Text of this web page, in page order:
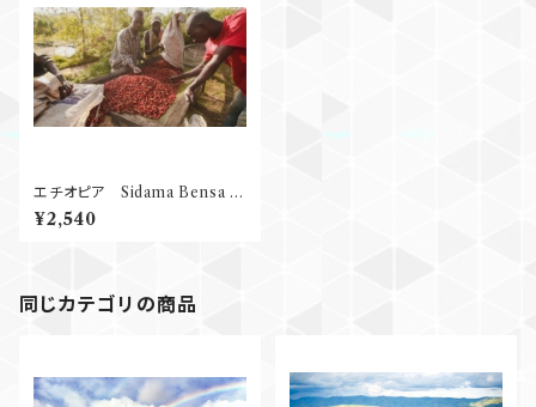
エチオピア Sidama Bensa S
hantawene Natural G１ 25
0g
¥2,540
同じカテゴリの商品